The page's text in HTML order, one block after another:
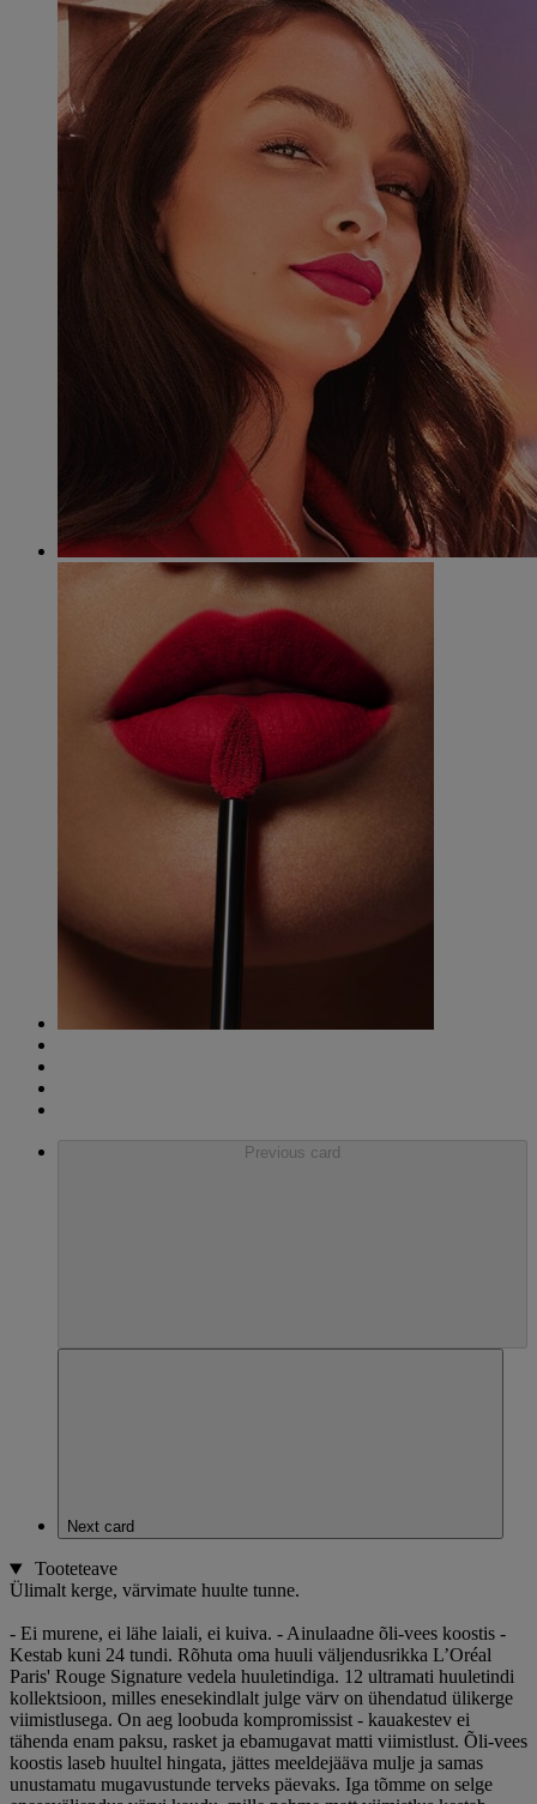
Previous card
Next card
Tooteteave
Ülimalt kerge, värvimate huulte tunne.
- Ei murene, ei lähe laiali, ei kuiva. - Ainulaadne õli-vees koostis -
Kestab kuni 24 tundi. Rõhuta oma huuli väljendusrikka L’Oréal
Paris' Rouge Signature vedela huuletindiga. 12 ultramati huuletindi
kollektsioon, milles enesekindlalt julge värv on ühendatud ülikerge
viimistlusega. On aeg loobuda kompromissist - kauakestev ei
tähenda enam paksu, rasket ja ebamugavat matti viimistlust. Õli-vees
koostis laseb huultel hingata, jättes meeldejääva mulje ja samas
unustamatu mugavustunde terveks päevaks. Iga tõmme on selge